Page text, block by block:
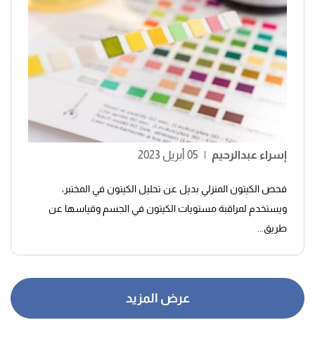
إسراء عبدالرحيم | 05 أبريل 2023
فحص الكيتون المنزلي بديل عن تحليل الكيتون في المختبر،
ويستخدم لمراقبة مستويات الكيتون في الجسم وقياسها عن
طريق...